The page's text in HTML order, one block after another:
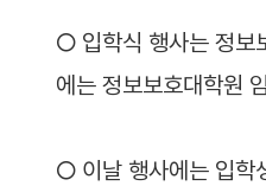
○ 입학식 행사는 정보
에는 정보보호대학원
○ 이날 행사에는 입학